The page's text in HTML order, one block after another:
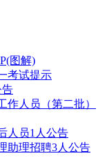
图解)
考试提示
告
作人员（第二批）
人员1人公告
助理招聘3人公告